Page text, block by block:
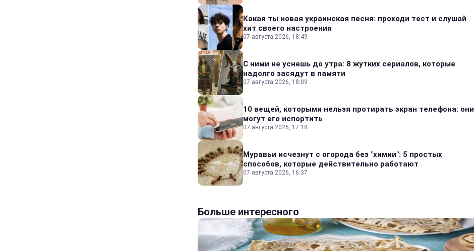
Какая ты новая украинская песня: проходи тест и слушай
хит своего настроения
07 августа 2026, 18:49
С ними не уснешь до утра: 8 жутких сериалов, которые
надолго засядут в памяти
07 августа 2026, 18:09
10 вещей, которыми нельзя протирать экран телефона: они
могут его испортить
07 августа 2026, 17:18
Муравьи исчезнут с огорода без "химии": 5 простых
способов, которые действительно работают
07 августа 2026, 16:37
Больше интересного